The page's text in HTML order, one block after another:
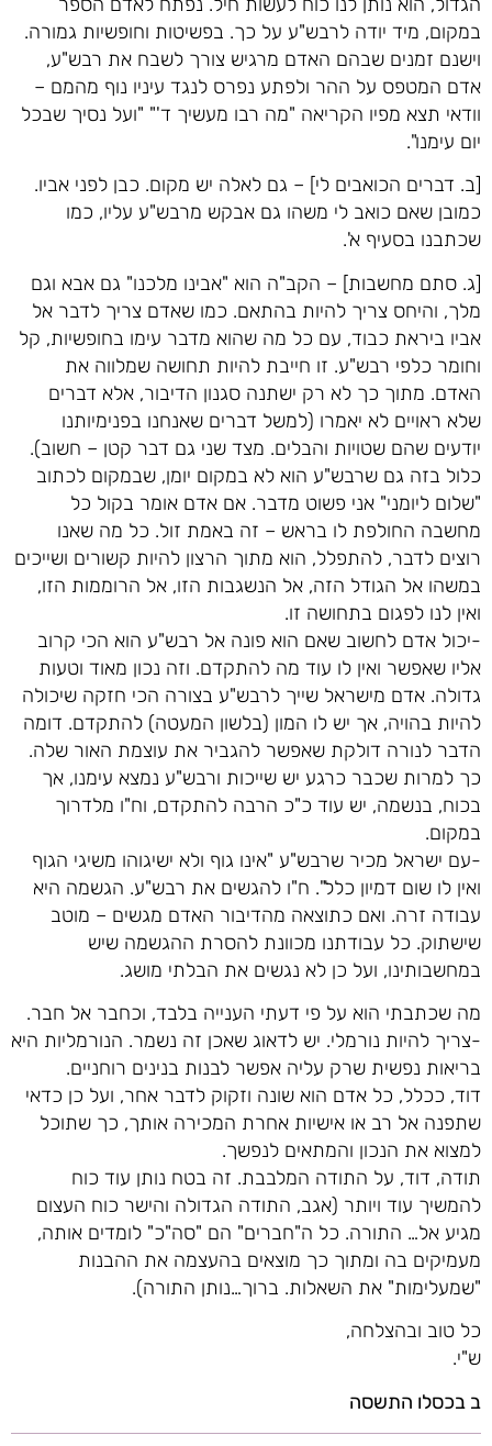
במקום, מיד יודה לרבש"ע על כך. בפשיטות וחופשיות גמורה.
וישנם זמנים שבהם האדם מרגיש צורך לשבח את רבש"ע,
אדם המטפס על ההר ולפתע נפרס לנגד עיניו נוף מהמם –
וודאי תצא מפיו הקריאה "מה רבו מעשיך ד'" "ועל נסיך שבכל
יום עימנו".
[ב. דברים הכואבים לי] – גם לאלה יש מקום. כבן לפני אביו.
כמובן שאם כואב לי משהו גם אבקש מרבש"ע עליו, כמו
שכתבנו בסעיף א'.
[ג. סתם מחשבות] – הקב"ה הוא "אבינו מלכנו" גם אבא וגם
מלך, והיחס צריך להיות בהתאם. כמו שאדם צריך לדבר אל
אביו ביראת כבוד, עם כל מה שהוא מדבר עימו בחופשיות, קל
וחומר כלפי רבש"ע. זו חייבת להיות תחושה שמלווה את
האדם. מתוך כך לא רק ישתנה סגנון הדיבור, אלא דברים
שלא ראויים לא יאמרו (למשל דברים שאנחנו בפנימיותנו
יודעים שהם שטויות והבלים. מצד שני גם דבר קטן – חשוב).
כלול בזה גם שרבש"ע הוא לא במקום יומן, שבמקום לכתוב
"שלום ליומני" אני פשוט מדבר. אם אדם אומר בקול כל
מחשבה החולפת לו בראש – זה באמת זול. כל מה שאנו
רוצים לדבר, להתפלל, הוא מתוך הרצון להיות קשורים ושייכים
במשהו אל הגודל הזה, אל הנשגבות הזו, אל הרוממות הזו,
ואין לנו לפגום בתחושה זו.
-יכול אדם לחשוב שאם הוא פונה אל רבש"ע הוא הכי קרוב
אליו שאפשר ואין לו עוד מה להתקדם. וזה נכון מאוד וטעות
גדולה. אדם מישראל שייך לרבש"ע בצורה הכי חזקה שיכולה
להיות בהויה, אך יש לו המון (בלשון המעטה) להתקדם. דומה
הדבר לנורה דולקת שאפשר להגביר את עוצמת האור שלה.
כך למרות שכבר כרגע יש שייכות ורבש"ע נמצא עימנו, אך
בכוח, בנשמה, יש עוד כ"כ הרבה להתקדם, וח"ו מלדרוך
במקום.
-עם ישראל מכיר שרבש"ע "אינו גוף ולא ישיגוהו משיגי הגוף
ואין לו שום דמיון כלל". ח"ו להגשים את רבש"ע. הגשמה היא
עבודה זרה. ואם כתוצאה מהדיבור האדם מגשים – מוטב
שישתוק. כל עבודתנו מכוונת להסרת ההגשמה שיש
במחשבותינו, ועל כן לא נגשים את הבלתי מושג.
מה שכתבתי הוא על פי דעתי הענייה בלבד, וכחבר אל חבר.
-צריך להיות נורמלי. יש לדאוג שאכן זה נשמר. הנורמליות היא
בריאות נפשית שרק עליה אפשר לבנות בנינים רוחניים.
דוד, ככלל, כל אדם הוא שונה וזקוק לדבר אחר, ועל כן כדאי
שתפנה אל רב או אישיות אחרת המכירה אותך, כך שתוכל
למצוא את הנכון והמתאים לנפשך.
תודה, דוד, על התודה המלבבת. זה בטח נותן עוד כוח
להמשיך עוד ויותר (אגב, התודה הגדולה והישר כוח העצום
מגיע אל… התורה. כל ה"חברים" הם "סה"כ" לומדים אותה,
מעמיקים בה ומתוך כך מוצאים בהעצמה את ההבנות
"שמעלימות" את השאלות. ברוך…נותן התורה).
כל טוב ובהצלחה,
ש"י.
ב בכסלו התשסה